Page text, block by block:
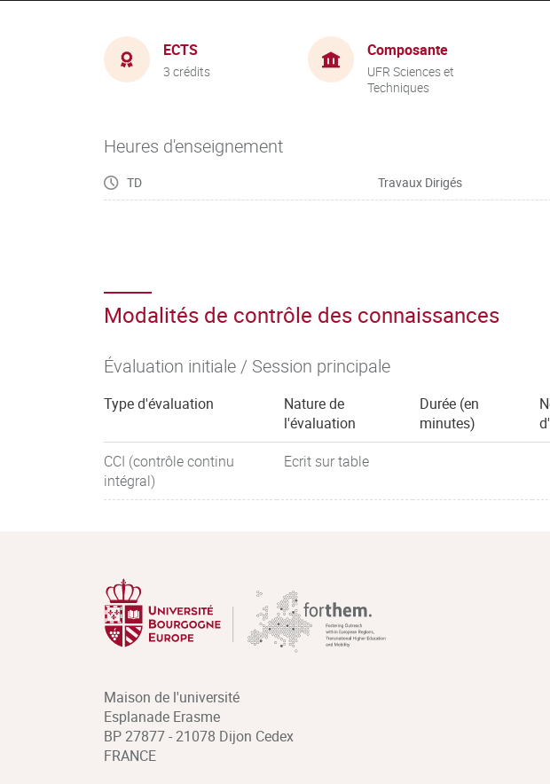
ECTS
3 crédits
Composante
UFR Sciences et
Techniques
Heures d'enseignement
TD Travaux Dirigés
Modalités de contrôle des connaissances
Évaluation initiale / Session principale
Type d'évaluation
Nature de
l'évaluation
Durée (en
minutes)
CCI (contrôle continu
intégral)
Ecrit sur table
Maison de l'université
Esplanade Erasme
BP 27877 - 21078 Dijon Cedex
FRANCE